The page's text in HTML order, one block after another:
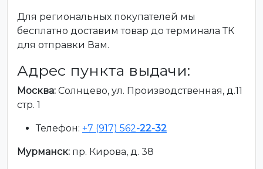
Для региональных покупателей мы
бесплатно доставим товар до терминала ТК
для отправки Вам.
Адрес пункта выдачи:
Москва: Солнцево, ул. Производственная, д.11
стр. 1
Телефон: +7 (917) 562-22-32
Мурманск: пр. Кирова, д. 38